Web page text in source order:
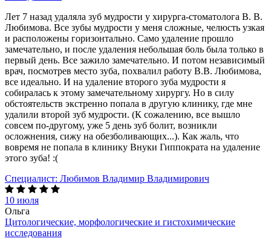
Лет 7 назад удаляла зуб мудрости у хирурга-стоматолога В. В.
Любимова. Все зубы мудрости у меня сложные, челюсть узкая
и расположены горизонтально. Само удаление прошло
замечательно, и после удаления небольшая боль была только в
первый день. Все зажило замечательно. И потом независимый
врач, посмотрев место зуба, похвалил работу В.В. Любимова,
все идеально. И на удаление второго зуба мудрости я
собиралась к этому замечательному хирургу. Но в силу
обстоятельств экстренно попала в другую клинику, где мне
удалили второй зуб мудрости. (К сожалению, все вышло
совсем по-другому, уже 5 день зуб болит, возникли
осложнения, сижу на обезболивающих...). Как жаль, что
вовремя не попала в клинику Внуки Гиппократа на удаление
этого зуба! :(
Специалист: Любимов Владимир Владимирович
10 июля
Ольга
Цитологические, морфологические и гистохимические
исследования